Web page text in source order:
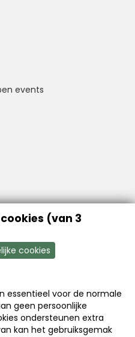
events
Better Finance
Word nu lid
(van 3
cookies
essentieel voor de normale
geen persoonlijke
ondersteunen extra
kan het gebruiksgemak